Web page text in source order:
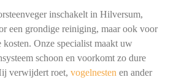
inschakelt in Hilversum,
een grondige reiniging, maar ook voor
Onze specialist maakt uw
schoon en voorkomt zo dure
verwijdert roet, vogelnesten en ander